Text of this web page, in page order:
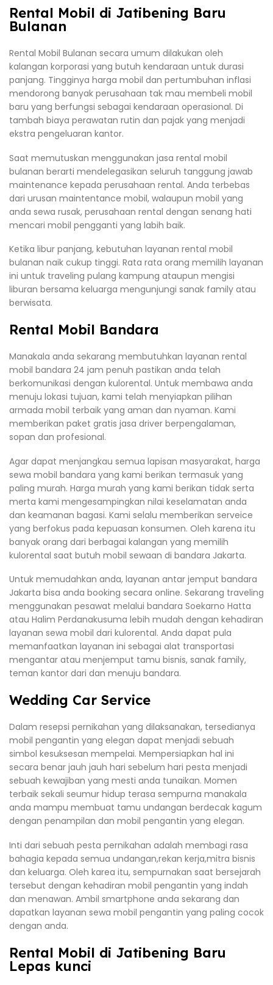
Rental Mobil di Jatibening Baru
Bulanan
Rental Mobil Bulanan secara umum dilakukan oleh
kalangan korporasi yang butuh kendaraan untuk durasi
panjang. Tingginya harga mobil dan pertumbuhan inflasi
mendorong banyak perusahaan tak mau membeli mobil
baru yang berfungsi sebagai kendaraan operasional. Di
tambah biaya perawatan rutin dan pajak yang menjadi
ekstra pengeluaran kantor.
Saat memutuskan menggunakan jasa rental mobil
bulanan berarti mendelegasikan seluruh tanggung jawab
maintenance kepada perusahaan rental. Anda terbebas
dari urusan maintentance mobil, walaupun mobil yang
anda sewa rusak, perusahaan rental dengan senang hati
mencari mobil pengganti yang labih baik.
Ketika libur panjang, kebutuhan layanan rental mobil
bulanan naik cukup tinggi. Rata rata orang memilih layanan
ini untuk traveling pulang kampung ataupun mengisi
liburan bersama keluarga mengunjungi sanak family atau
berwisata.
Rental Mobil Bandara
Manakala anda sekarang membutuhkan layanan rental
mobil bandara 24 jam penuh pastikan anda telah
berkomunikasi dengan kulorental. Untuk membawa anda
menuju lokasi tujuan, kami telah menyiapkan pilihan
armada mobil terbaik yang aman dan nyaman. Kami
memberikan paket gratis jasa driver berpengalaman,
sopan dan profesional.
Agar dapat menjangkau semua lapisan masyarakat, harga
sewa mobil bandara yang kami berikan termasuk yang
paling murah. Harga murah yang kami berikan tidak serta
merta kami mengesampingkan nilai keselamatan anda
dan keamanan bagasi. Kami selalu memberikan serveice
yang berfokus pada kepuasan konsumen. Oleh karena itu
banyak orang dari berbagai kalangan yang memilih
kulorental saat butuh mobil sewaan di bandara Jakarta.
Untuk memudahkan anda, layanan antar jemput bandara
Jakarta bisa anda booking secara online. Sekarang traveling
menggunakan pesawat melalui bandara Soekarno Hatta
atau Halim Perdanakusuma lebih mudah dengan kehadiran
layanan sewa mobil dari kulorental. Anda dapat pula
memanfaatkan layanan ini sebagai alat transportasi
mengantar atau menjemput tamu bisnis, sanak family,
teman kantor dari dan menuju bandara.
Wedding Car Service
Dalam resepsi pernikahan yang dilaksanakan, tersedianya
mobil pengantin yang elegan dapat menjadi sebuah
simbol kesuksesan mempelai. Mempersiapkan hal ini
secara benar jauh jauh hari sebelum hari pesta menjadi
sebuah kewajiban yang mesti anda tunaikan. Momen
terbaik sekali seumur hidup terasa sempurna manakala
anda mampu membuat tamu undangan berdecak kagum
dengan penampilan dan mobil pengantin yang elegan.
Inti dari sebuah pesta pernikahan adalah membagi rasa
bahagia kepada semua undangan,rekan kerja,mitra bisnis
dan keluarga. Oleh karea itu, sempurnakan saat bersejarah
tersebut dengan kehadiran mobil pengantin yang indah
dan menawan. Ambil smartphone anda sekarang dan
dapatkan layanan sewa mobil pengantin yang paling cocok
dengan anda.
Rental Mobil di Jatibening Baru
Lepas kunci